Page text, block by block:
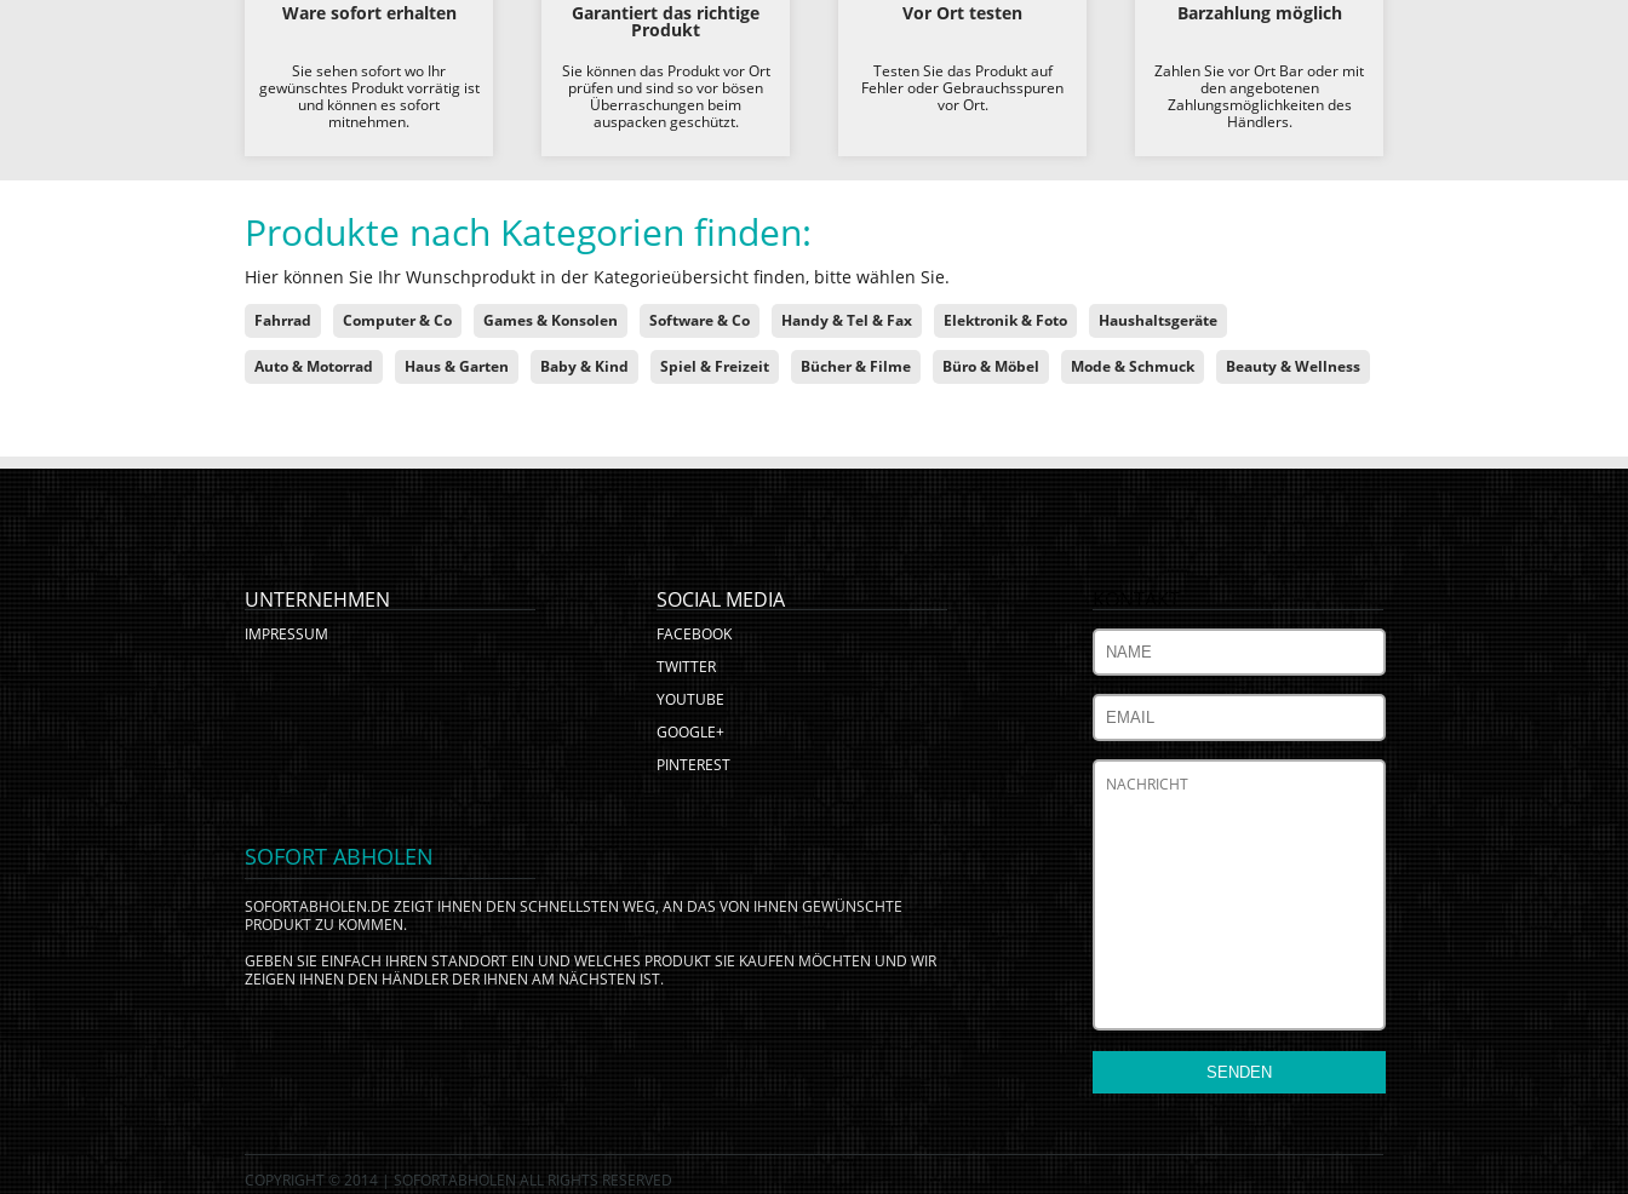
Ware sofort erhalten
Sie sehen sofort wo Ihr
gewünschtes Produkt vorrätig ist
und können es sofort
mitnehmen.
Garantiert das richtige
Produkt
Sie können das Produkt vor Ort
prüfen und sind so vor bösen
Überraschungen beim
auspacken geschützt.
Vor Ort testen
Testen Sie das Produkt auf
Fehler oder Gebrauchsspuren
vor Ort.
Barzahlung möglich
Zahlen Sie vor Ort Bar oder mit
den angebotenen
Zahlungsmöglichkeiten des
Händlers.
Produkte nach Kategorien finden:
Hier können Sie Ihr Wunschprodukt in der Kategorieübersicht finden, bitte wählen Sie.
Fahrrad Computer & Co Games & Konsolen Software & Co Handy & Tel & Fax Elektronik & Foto Haushaltsgeräte
Auto & Motorrad Haus & Garten Baby & Kind Spiel & Freizeit Bücher & Filme Büro & Möbel Mode & Schmuck Beauty & Wellness
UNTERNEHMEN
IMPRESSUM
SOCIAL MEDIA
FACEBOOK
TWITTER
YOUTUBE
GOOGLE+
PINTEREST
KONTAKT
SOFORT ABHOLEN
SOFORTABHOLEN.DE ZEIGT IHNEN DEN SCHNELLSTEN WEG, AN DAS VON IHNEN GEWÜNSCHTE
PRODUKT ZU KOMMEN.
GEBEN SIE EINFACH IHREN STANDORT EIN UND WELCHES PRODUKT SIE KAUFEN MÖCHTEN UND WIR
ZEIGEN IHNEN DEN HÄNDLER DER IHNEN AM NÄCHSTEN IST.
COPYRIGHT © 2014 | SOFORTABHOLEN ALL RIGHTS RESERVED